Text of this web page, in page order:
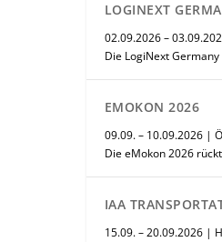
LOGINEXT
02.09.2026 –
Die LogiNext
EMOKON 2026
09.09. – 10.09.2026 |
Die eMokon 2026 rückt
IAA
15.09. – 20.09.2026 |